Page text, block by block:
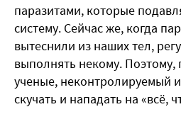
паразитами, которые
систему. Сейчас же, когда
вытеснили из наших тел,
выполнять некому.
ученые, неконтролируемый
скучать и нападать на «всё,